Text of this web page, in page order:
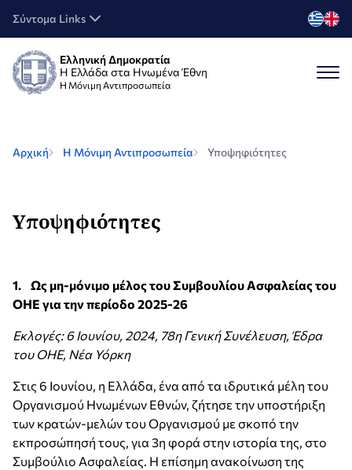
Σύντομα Links
Ελληνική Δημοκρατία
Η Ελλάδα στα Ηνωμένα Έθνη
H Μόνιμη Αντιπροσωπεία
Αρχική Η Μόνιμη Αντιπροσωπεία Υποψηφιότητες
Υποψηφιότητες
1. Ως μη-μόνιμο μέλος του Συμβουλίου Ασφαλείας του
ΟΗΕ για την περίοδο 2025-26
Εκλογές: 6 Ιουνίου, 2024, 78η Γενική Συνέλευση, Έδρα
του ΟΗΕ, Νέα Υόρκη
Στις 6 Ιουνίου, η Ελλάδα, ένα από τα ιδρυτικά μέλη του
Οργανισμού Ηνωμένων Εθνών, ζήτησε την υποστήριξη
των κρατών-μελών του Οργανισμού με σκοπό την
εκπροσώπησή τους, για 3η φορά στην ιστορία της, στο
Συμβούλιο Ασφαλείας. Η επίσημη ανακοίνωση της